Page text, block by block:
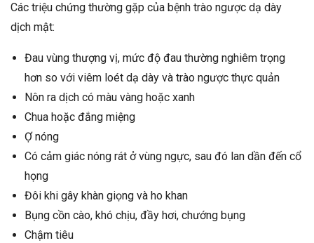
Các triệu chứng thường gặp của bệnh trào ngược dạ dày
dịch mật:
Đau vùng thượng vị, mức độ đau thường nghiêm trọng
hơn so với viêm loét dạ dày và trào ngược thực quản
Nôn ra dịch có màu vàng hoặc xanh
Chua hoặc đắng miệng
Ợ nóng
Có cảm giác nóng rát ở vùng ngực, sau đó lan dần đến cổ
họng
Đôi khi gây khàn giọng và ho khan
Bụng cồn cào, khó chịu, đầy hơi, chướng bụng
Chậm tiêu